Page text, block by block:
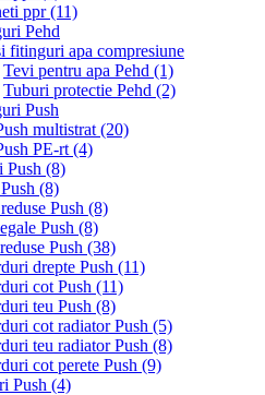
ppr(11)
Pehd
fitinguri apa compresiune
Tevi pentru apa Pehd (1)
Tuburi protectie Pehd (2)
Push
multistrat (20)
PE-rt (4)
Push (8)
(8)
Push (8)
Push (8)
Push (38)
drepte Push (11)
cot Push (11)
teu Push (8)
cot radiator Push (5)
teu radiator Push (8)
cot perete Push (9)
Push (4)